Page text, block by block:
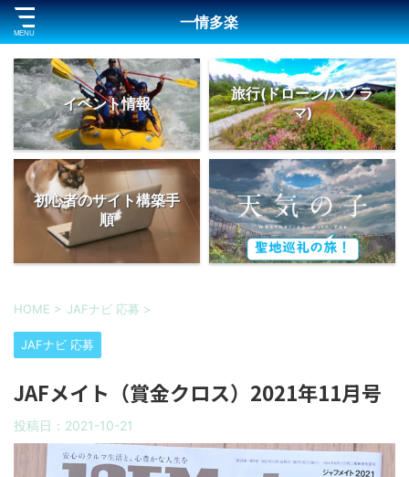
一情多楽
イベント情報
旅行(ドローン/パノラ
マ)
初心者のサイト構築手
順
HOME > JAFナビ 応募 >
JAFナビ 応募
JAFメイト（賞金クロス）2021年11月号
投稿日： 2021-10-21